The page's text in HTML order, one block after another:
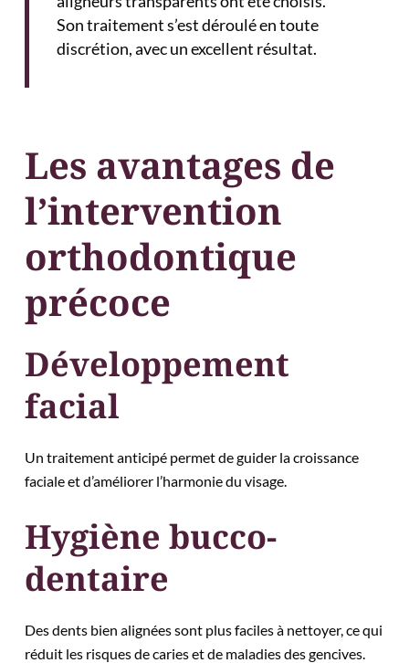
Son traitement s’est déroulé en toute
discrétion, avec un excellent résultat.
Les avantages de
l’intervention
orthodontique
précoce
Développement
facial
Un traitement anticipé permet de guider la croissance
faciale et d’améliorer l’harmonie du visage.
Hygiène bucco-
dentaire
Des dents bien alignées sont plus faciles à nettoyer, ce qui
réduit les risques de caries et de maladies des gencives.